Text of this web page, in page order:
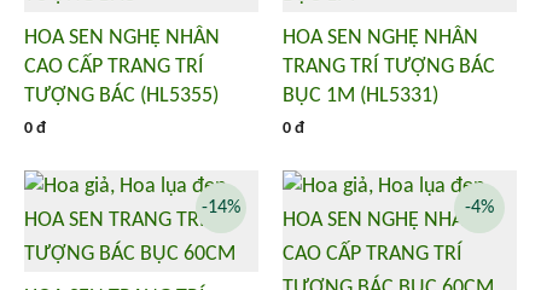
HOA SEN NGHỆ NHÂN
CAO CẤP TRANG TRÍ
TƯỢNG BÁC (HL5355)
0 đ
HOA SEN NGHỆ NHÂN
TRANG TRÍ TƯỢNG BÁC
BỤC 1M (HL5331)
0 đ
-14% -4%